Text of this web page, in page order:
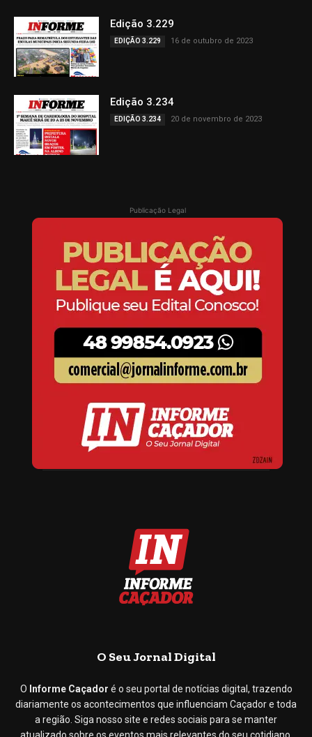
Edição 3.229
EDIÇÃO 3.229 16 de outubro de 2023
Edição 3.234
EDIÇÃO 3.234 20 de novembro de 2023
Publicação Legal
O Seu Jornal Digital
O Informe Caçador é o seu portal de notícias digital, trazendo
diariamente os acontecimentos que influenciam Caçador e toda
a região. Siga nosso site e redes sociais para se manter
atualizado sobre os eventos mais relevantes do seu cotidiano.